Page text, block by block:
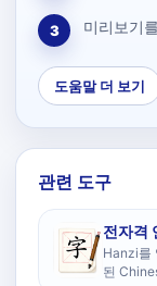
3 미리보기
도움말 더 보기
관련 도구
전자격
Hanzi를
된